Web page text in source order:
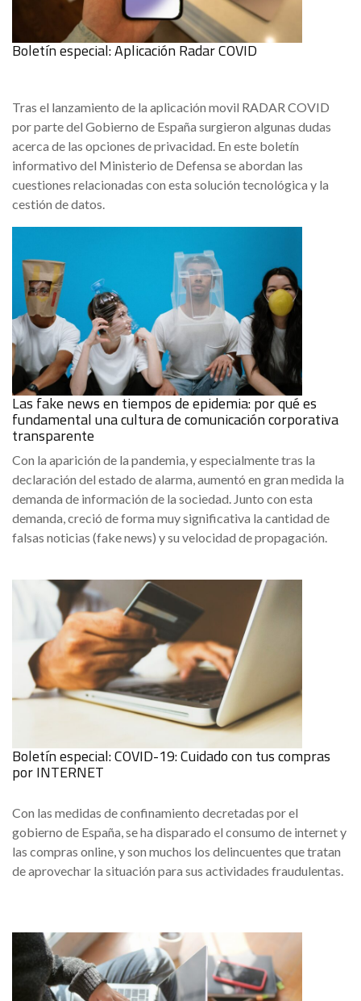
Boletín especial: Aplicación Radar COVID
Tras el lanzamiento de la aplicación movil RADAR COVID
por parte del Gobierno de España surgieron algunas dudas
acerca de las opciones de privacidad. En este boletín
informativo del Ministerio de Defensa se abordan las
cuestiones relacionadas con esta solución tecnológica y la
cestión de datos.
Las fake news en tiempos de epidemia: por qué es
fundamental una cultura de comunicación corporativa
transparente
Con la aparición de la pandemia, y especialmente tras la
declaración del estado de alarma, aumentó en gran medida la
demanda de información de la sociedad. Junto con esta
demanda, creció de forma muy significativa la cantidad de
falsas noticias (fake news) y su velocidad de propagación.
Boletín especial: COVID-19: Cuidado con tus compras
por INTERNET
Con las medidas de confinamiento decretadas por el
gobierno de España, se ha disparado el consumo de internet y
las compras online, y son muchos los delincuentes que tratan
de aprovechar la situación para sus actividades fraudulentas.